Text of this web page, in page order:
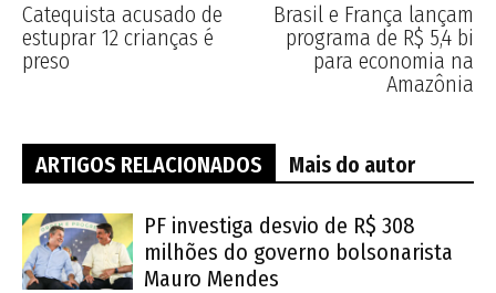
Catequista acusado de
estuprar 12 crianças é
preso
Brasil e França lançam
programa de R$ 5,4 bi
para economia na
Amazônia
ARTIGOS RELACIONADOS Mais do autor
PF investiga desvio de R$ 308
milhões do governo bolsonarista
Mauro Mendes